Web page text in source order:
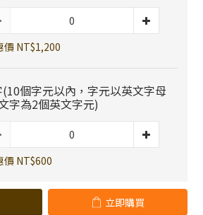
價 NT$1,200
個字元以內，字元以英文字母
字為2個英文字元)
價 NT$600
立即購買